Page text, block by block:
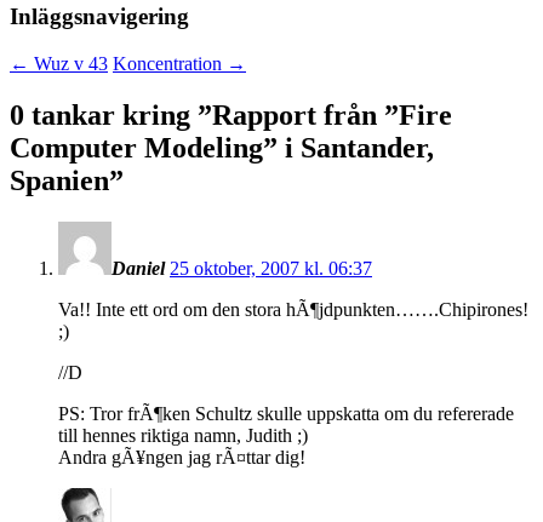
Inläggsnavigering
← Wuz v 43 Koncentration →
0 tankar kring ”Rapport från ”Fire
Computer Modeling” i Santander,
Spanien”
Daniel 25 oktober, 2007 kl. 06:37
Va!! Inte ett ord om den stora hÃ¶jdpunkten…….Chipirones!
;)
//D
PS: Tror frÃ¶ken Schultz skulle uppskatta om du refererade
till hennes riktiga namn, Judith ;)
Andra gÃ¥ngen jag rÃ¤ttar dig!